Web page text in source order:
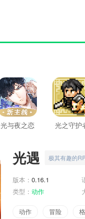
光与夜之恋 光之守护
光遇 极其有趣的
版本： 0.16.1
类型： 动作
动作 冒险